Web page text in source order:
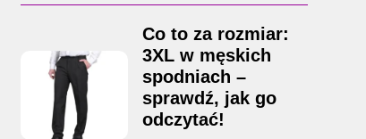
Co to za rozmiar:
3XL w męskich
spodniach –
sprawdź, jak go
odczytać!